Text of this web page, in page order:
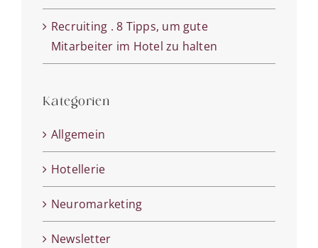
Recruiting . 8 Tipps, um gute
Mitarbeiter im Hotel zu halten
Kategorien
Allgemein
Hotellerie
Neuromarketing
Newsletter